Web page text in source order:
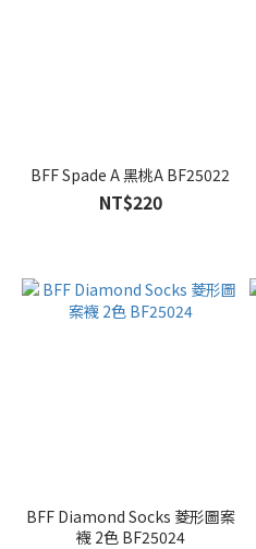
BFF Spade A 黑桃A BF25022
NT$220
BFF Diamond Socks 菱形圖案
襪 2色 BF25024